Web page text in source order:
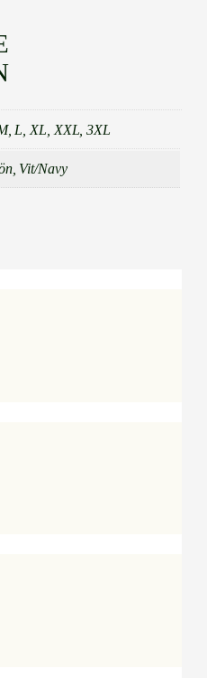
L, XL, XXL, 3XL
Vit/Navy